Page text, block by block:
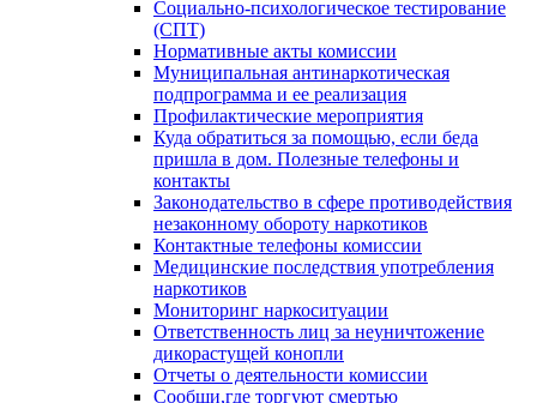
Социально-психологическое тестирование
(СПТ)
Нормативные акты комиссии
Муниципальная антинаркотическая
подпрограмма и ее реализация
Профилактические мероприятия
Куда обратиться за помощью, если беда
пришла в дом. Полезные телефоны и
контакты
Законодательство в сфере противодействия
незаконному обороту наркотиков
Контактные телефоны комиссии
Медицинские последствия употребления
наркотиков
Мониторинг наркоситуации
Ответственность лиц за неуничтожение
дикорастущей конопли
Отчеты о деятельности комиссии
Сообщи,где торгуют смертью